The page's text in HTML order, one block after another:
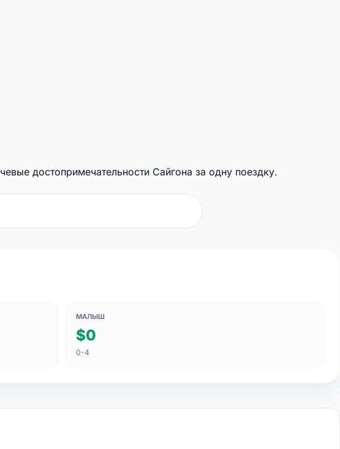
достопримечательности Сайгона за одну поездку.
МАЛЫШ
$0
0-4